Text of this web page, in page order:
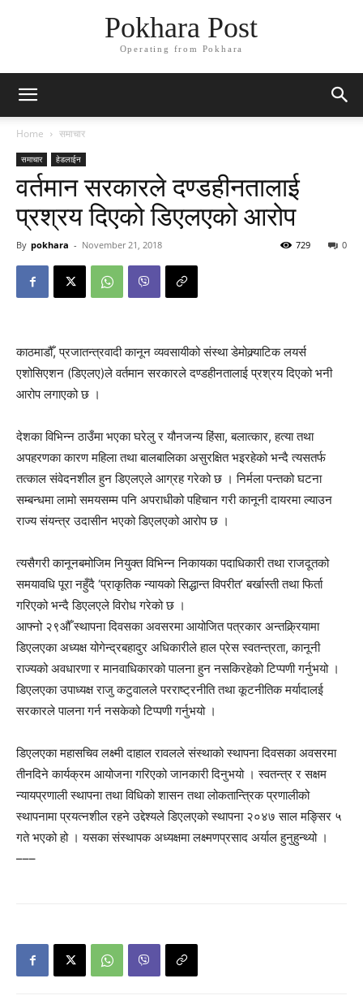
Pokhara Post
Operating from Pokhara
Home समाचार
समाचार हेडलाईन
वर्तमान सरकारले दण्डहीनतालाई
प्रश्रय दिएको डिएलएको आरोप
By pokhara - November 21, 2018 0
729
काठमाडौँ, प्रजातन्त्रवादी कानून व्यवसायीको संस्था डेमोक्र्याटिक लयर्स
एशोसिएशन (डिएलए)ले वर्तमान सरकारले दण्डहीनतालाई प्रश्रय दिएको भनी
आरोप लगाएको छ ।
देशका विभिन्न ठाउँमा भएका घरेलु र यौनजन्य हिंसा, बलात्कार, हत्या तथा
अपहरणका कारण महिला तथा बालबालिका असुरक्षित भइरहेको भन्दै त्यसतर्फ
तत्काल संवेदनशील हुन डिएलएले आग्रह गरेको छ । निर्मला पन्तको घटना
सम्बन्धमा लामो समयसम्म पनि अपराधीको पहिचान गरी कानूनी दायरमा ल्याउन
राज्य संयन्त्र उदासीन भएको डिएलएको आरोप छ ।
त्यसैगरी कानूनबमोजिम नियुक्त विभिन्न निकायका पदाधिकारी तथा राजदूतको
समयावधि पूरा नहुँदै ‘प्राकृतिक न्यायको सिद्धान्त विपरीत’ बर्खास्ती तथा फिर्ता
गरिएको भन्दै डिएलएले विरोध गरेको छ ।
आफ्नो २९औँ स्थापना दिवसका अवसरमा आयोजित पत्रकार अन्तक्र्रियामा
डिएलएका अध्यक्ष योगेन्द्रबहादुर अधिकारीले हाल प्रेस स्वतन्त्रता, कानूनी
राज्यको अवधारणा र मानवाधिकारको पालना हुन नसकिरहेको टिप्पणी गर्नुभयो ।
डिएलएका उपाध्यक्ष राजु कटुवालले परराष्ट्रनीति तथा कूटनीतिक मर्यादालई
सरकारले पालना गर्न नसकेको टिप्पणी गर्नुभयो ।
डिएलएका महासचिव लक्ष्मी दाहाल रावलले संस्थाको स्थापना दिवसका अवसरमा
तीनदिने कार्यक्रम आयोजना गरिएको जानकारी दिनुभयो । स्वतन्त्र र सक्षम
न्यायप्रणाली स्थापना तथा विधिको शासन तथा लोकतान्त्रिक प्रणालीको
स्थापनामा प्रयत्नशील रहने उद्देश्यले डिएलएको स्थापना २०४७ साल मङ्सिर ५
गते भएको हो । यसका संस्थापक अध्यक्षमा लक्ष्मणप्रसाद अर्याल हुनुहुन्थ्यो ।
–––